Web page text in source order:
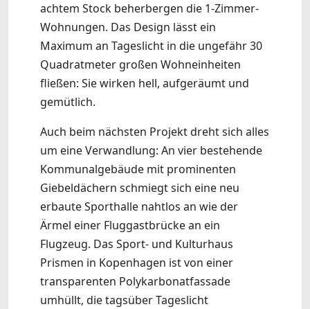
achtem Stock beherbergen die 1-Zimmer-
Wohnungen. Das Design lässt ein
Maximum an Tageslicht in die ungefähr 30
Quadratmeter großen Wohneinheiten
fließen: Sie wirken hell, aufgeräumt und
gemütlich.
Auch beim nächsten Projekt dreht sich alles
um eine Verwandlung: An vier bestehende
Kommunalgebäude mit prominenten
Giebeldächern schmiegt sich eine neu
erbaute Sporthalle nahtlos an wie der
Ärmel einer Fluggastbrücke an ein
Flugzeug. Das Sport- und Kulturhaus
Prismen in Kopenhagen ist von einer
transparenten Polykarbonatfassade
umhüllt, die tagsüber Tageslicht